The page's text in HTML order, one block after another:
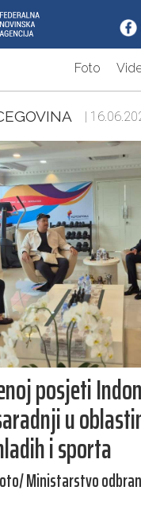
Foto
|
posjeti
u
i sporta
Ministarstvo